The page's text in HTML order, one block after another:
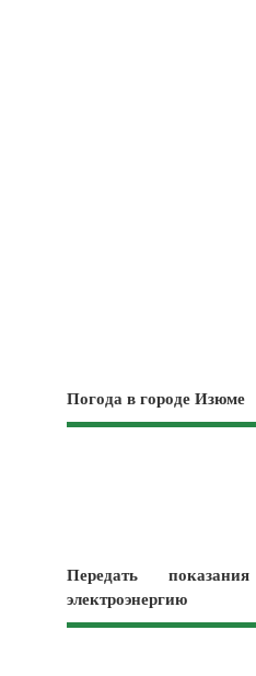
Погода в городе Изюме
Передать
электроэнергию